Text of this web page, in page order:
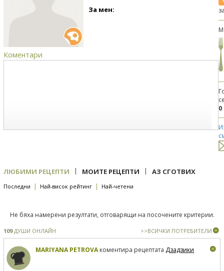
За мен:
Коментари
0
ЛЮБИМИ РЕЦЕПТИ | МОИТЕ РЕЦЕПТИ | АЗ СГОТВИХ
Последни | Най-висок рейтинг | Най-четени
Не бяха намерени резултати, отговарящи на посочените критерии.
109ДУШИ ОНЛАЙН >>ВСИЧКИ ПОТРЕБИТЕЛИ
MARIYANA PETROVAкоментира рецептата Дзадзики